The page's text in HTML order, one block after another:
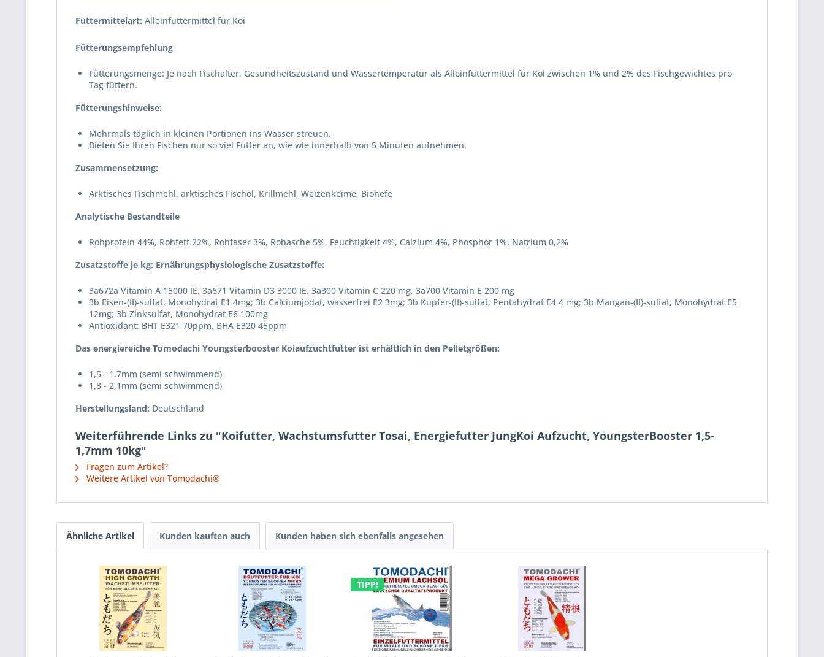
Futtermittelart: Alleinfuttermittel für Koi
Fütterungsempfehlung
Fütterungsmenge: Je nach Fischalter, Gesundheitszustand und Wassertemperatur als Alleinfuttermittel für Koi zwischen 1% und 2% des Fischgewichtes pro
Tag füttern.
Fütterungshinweise:
Mehrmals täglich in kleinen Portionen ins Wasser streuen.
Bieten Sie Ihren Fischen nur so viel Futter an, wie wie innerhalb von 5 Minuten aufnehmen.
Zusammensetzung:
Arktisches Fischmehl, arktisches Fischöl, Krillmehl, Weizenkeime, Biohefe
Analytische Bestandteile
Rohprotein 44%, Rohfett 22%, Rohfaser 3%, Rohasche 5%, Feuchtigkeit 4%, Calzium 4%, Phosphor 1%, Natrium 0,2%
Zusatzstoffe je kg: Ernährungsphysiologische Zusatzstoffe:
3a672a Vitamin A 15000 IE, 3a671 Vitamin D3 3000 IE, 3a300 Vitamin C 220 mg, 3a700 Vitamin E 200 mg
3b Eisen-(II)-sulfat, Monohydrat E1 4mg; 3b Calciumjodat, wasserfrei E2 3mg; 3b Kupfer-(II)-sulfat, Pentahydrat E4 4 mg; 3b Mangan-(II)-sulfat, Monohydrat E5
12mg; 3b Zinksulfat, Monohydrat E6 100mg
Antioxidant: BHT E321 70ppm, BHA E320 45ppm
Das energiereiche Tomodachi Youngsterbooster Koiaufzuchtfutter ist erhältlich in den Pelletgrößen:
1,5 - 1,7mm (semi schwimmend)
1,8 - 2,1mm (semi schwimmend)
Herstellungsland: Deutschland
Weiterführende Links zu "Koifutter, Wachstumsfutter Tosai, Energiefutter JungKoi Aufzucht, YoungsterBooster 1,5-
1,7mm 10kg"
Fragen zum Artikel?
Weitere Artikel von Tomodachi®
Ähnliche Artikel Kunden kauften auch Kunden haben sich ebenfalls angesehen
TIPP!